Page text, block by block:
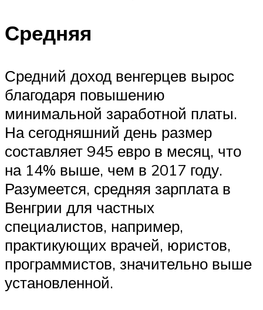
Средняя
Средний доход венгерцев вырос
благодаря повышению
минимальной заработной платы.
На сегодняшний день размер
составляет 945 евро в месяц, что
на 14% выше, чем в 2017 году.
Разумеется, средняя зарплата в
Венгрии для частных
специалистов, например,
практикующих врачей, юристов,
программистов, значительно выше
установленной.